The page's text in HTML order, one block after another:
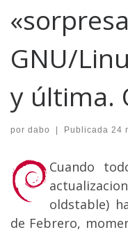
GNU/
y última.
por dabo | Publicada 24
Cuando
oldstable)
de Febrero,